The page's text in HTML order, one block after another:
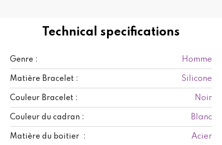
Technical specifications
Genre : Homme
Matière Bracelet : Silicone
Couleur Bracelet : Noir
Couleur du cadran : Blanc
Matière du boitier : Acier